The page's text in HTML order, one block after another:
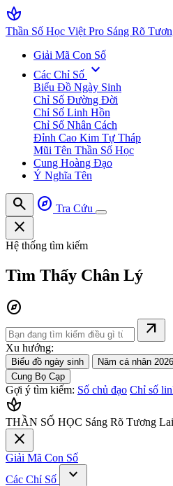
spa
Thần Số Học Việt Pro Sáng Rõ
Giải Mã Con Số
Các Chỉ Số expand_more
Biểu Đồ Ngày Sinh
Chỉ Số Đường Đời
Chỉ Số Linh Hồn
Chỉ Số Nhân Cách
Đỉnh Cao Kim Tự Tháp
Mũi Tên Thần Số Học
Cung Hoàng Đạo
Ý Nghĩa Tên
search explore Tra Cứu
close
Hệ thống tìm kiếm
Tìm Thấy Chân Lý
explore
arrow_outward
Xu hướng:
Biểu đồ ngày sinh Năm cá nhân 2026
Cung Bọ Cạp
Gợi ý tìm kiếm: Số chủ đạo Chỉ số
spa
THẦN SỐ HỌC Sáng Rõ Tương Lai
close
Giải Mã Con Số
Các Chỉ Số
expand_more